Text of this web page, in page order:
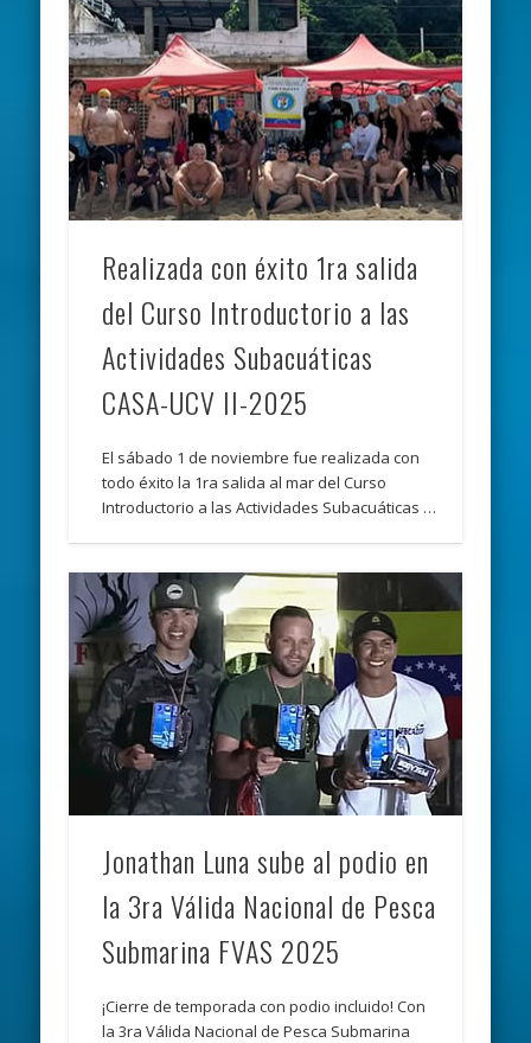
Realizada con éxito 1ra salida
del Curso Introductorio a las
Actividades Subacuáticas
CASA-UCV II-2025
El sábado 1 de noviembre fue realizada con
todo éxito la 1ra salida al mar del Curso
Introductorio a las Actividades Subacuáticas …
Jonathan Luna sube al podio en
la 3ra Válida Nacional de Pesca
Submarina FVAS 2025
¡Cierre de temporada con podio incluido! Con
la 3ra Válida Nacional de Pesca Submarina